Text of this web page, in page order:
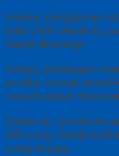
Kedua, pengaturan
baik Oleh sebab itu,
dapat dikurangi
Ketiga, pelanggan
produk sesuai
wisuda dapat
Selain itu, produsen
ahli yang
yang terjaga